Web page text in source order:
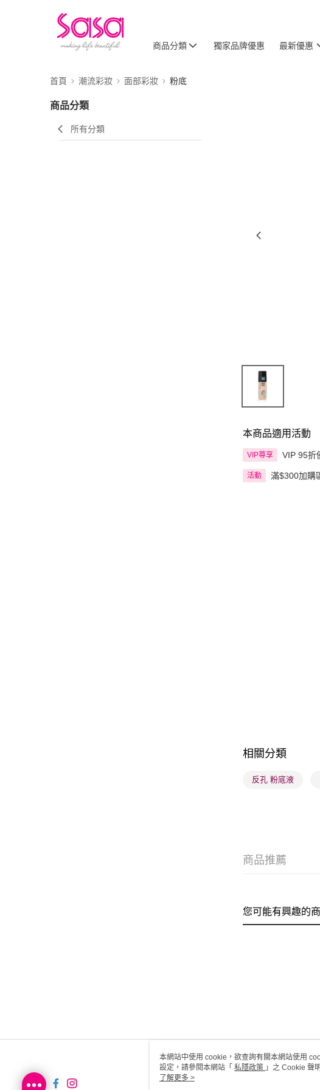
商品分類 獨家品牌優惠 最新優惠
首頁 潮流彩妝 面部彩妝 粉底
商品分類
所有分類
本商品適用活動
VIP尊享 VIP 95折
活動 滿$300加購
相關分類
反孔 粉底液
商品推薦
您可能有興趣的
關於
本網站中使用 cookie，欲查詢有關本網站使用
設定，請參閱本網站「 私隱政策 」之 Cookie 聲
用 cookie。
了解更多 >